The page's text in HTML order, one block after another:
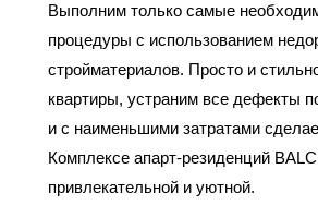
Выполним только самые
процедуры с использованием
стройматериалов. Просто и
квартиры, устраним все дефекты
и с наименьшими затратами
Комплексе апарт-резиденций
привлекательной и уютной.